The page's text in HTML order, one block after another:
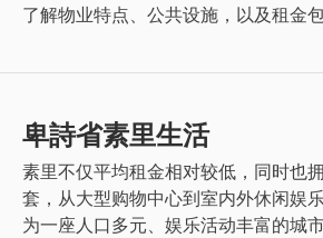
了解物业特点、公共设施，以及租金
卑詩省素里生活
素里不仅平均租金相对较低，同时也
套，从大型购物中心到室内外休闲娱
为一座人口多元、娱乐活动丰富的城